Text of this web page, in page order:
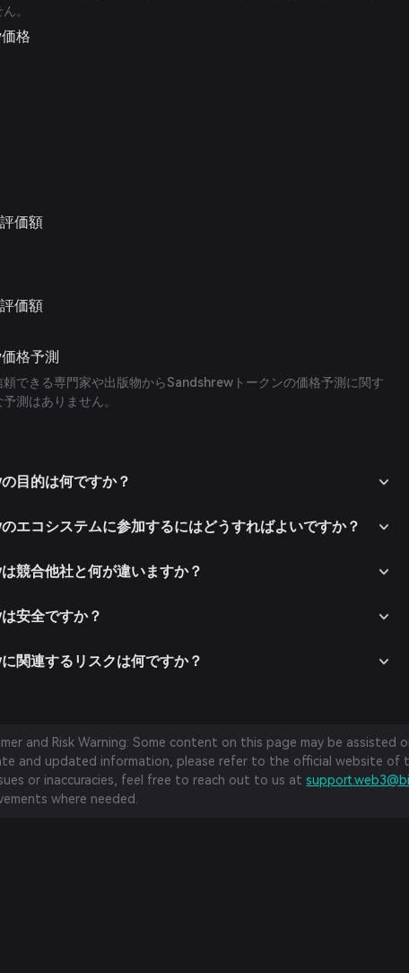
。
格
価額
価額
格予測
頼できる専門家や出版物からSandshrewトークンの価格予測に関す
測はありません。
目的は何ですか？
エコシステムに参加するにはどうすればよいですか？
競合他社と何が違いますか？
安全ですか？
関連するリスクは何ですか？
and Risk Warning: Some content on this page may be
and updated information, please refer to the official website of
or inaccuracies, feel free to reach out to us at
where needed.